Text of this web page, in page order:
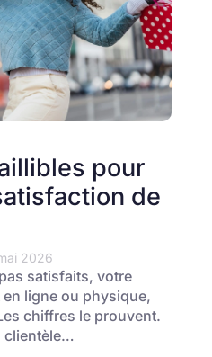
pour
de
2026
satisfaits, votre
en ligne ou physique,
chiffres le prouvent.
clientèle…